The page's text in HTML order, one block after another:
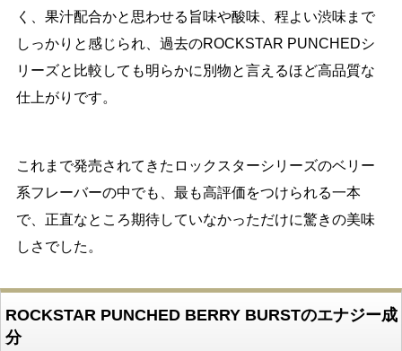
く、果汁配合かと思わせる旨味や酸味、程よい渋味まで
しっかりと感じられ、過去のROCKSTAR PUNCHEDシ
リーズと比較しても明らかに別物と言えるほど高品質な
仕上がりです。
これまで発売されてきたロックスターシリーズのベリー
系フレーバーの中でも、最も高評価をつけられる一本
で、正直なところ期待していなかっただけに驚きの美味
しさでした。
ROCKSTAR PUNCHED BERRY BURSTのエナジー成
分